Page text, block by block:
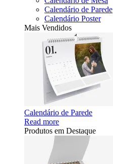
Calendário de Parede
Calendário Poster
Mais Vendidos
Calendário de Parede
Read more
Produtos em Destaque